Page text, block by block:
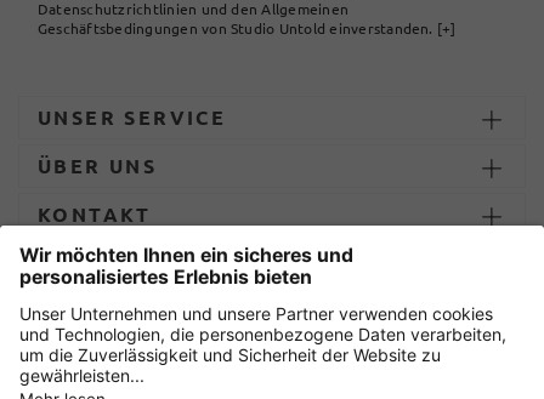
Datenschutzrichtlinien und den Allgemeinen
Geschäftsbedingungen von Studio Untold einverstanden. [+]
UNSER SERVICE
ÜBER UNS
KONTAKT
ZAHLUNG UND LIEFERUNG
Sicher einkaufen mit